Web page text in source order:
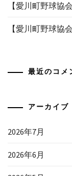
【愛川町野球協
【愛川町野球協
最近のコメ
アーカイブ
2026年7月
2026年6月